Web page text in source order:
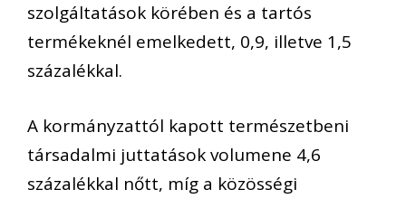
szolgáltatások körében és a tartós
termékeknél emelkedett, 0,9, illetve 1,5
százalékkal.
A kormányzattól kapott természetbeni
társadalmi juttatások volumene 4,6
százalékkal nőtt, míg a közösségi